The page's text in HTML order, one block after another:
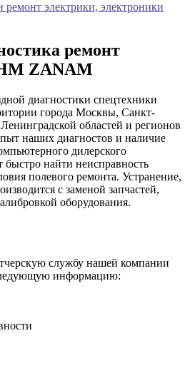
ремонт электрики, электроники
ремонт
ZANAM
диагностики спецтехники
города Москвы, Санкт-
областей и регионов
наших диагностов и наличие
дилерского
быстро найти неисправность
полевого ремонта. Устранение,
с заменой запчастей,
оборудования.
службу нашей компании
информацию: